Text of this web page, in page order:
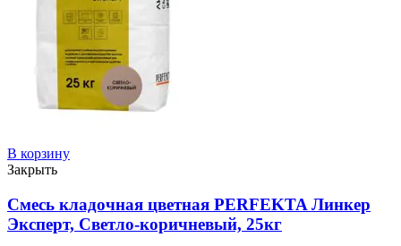
В корзину
Закрыть
Смесь кладочная цветная PERFEKTA Линкер
Эксперт, Светло-коричневый, 25кг